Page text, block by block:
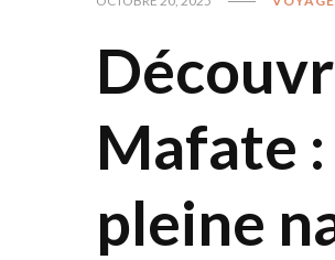
Mafate
pleine